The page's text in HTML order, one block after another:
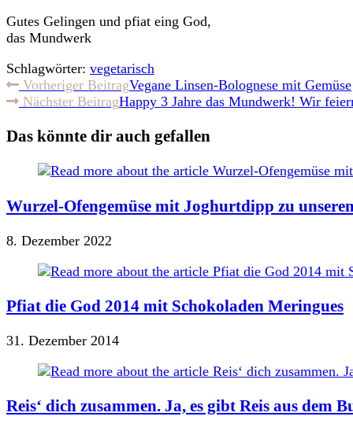
Gutes Gelingen und pfiat eing God,
das Mundwerk
Schlagwörter: vegetarisch
Weitere
Artikel
ansehen
Vorheriger BeitragVegane Linsen-Bolognese mit Gemüse
Nächster BeitragHappy 3 Jahre das Mundwerk! Wir
Das könnte dir auch gefallen
Wurzel-Ofengemüse mit Joghurtdipp zu
8. Dezember 2022
Pfiat die God 2014 mit Schokoladen Meringues
31. Dezember 2014
Reis‘ dich zusammen. Ja, es gibt Reis aus dem